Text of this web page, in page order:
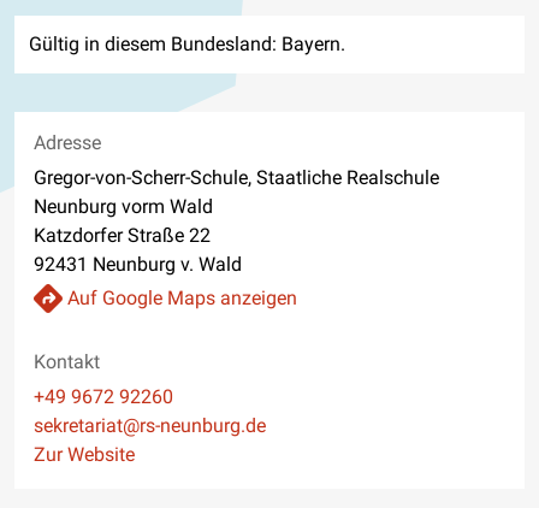
Gültig in diesem Bundesland: Bayern.
Adresse
Gregor-von-Scherr-Schule, Staatliche Realschule
Neunburg vorm Wald
Katzdorfer Straße 22
92431 Neunburg v. Wald
Auf Google Maps anzeigen
Kontakt
Telefon
+49 9672 92260
E-Mail
sekretariat@rs-neunburg.de
Website
Zur Website